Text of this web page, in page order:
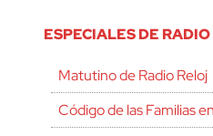
ESPECIALES DE
Matutino de Radio Reloj
Código de las Familias